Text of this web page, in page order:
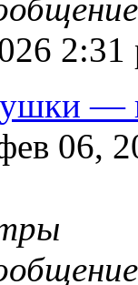
2:31
—
06,